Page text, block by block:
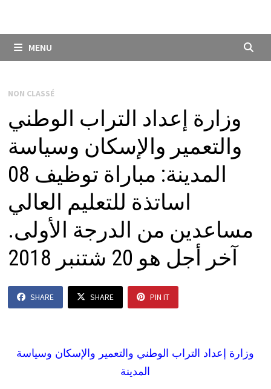
MENU
NON CLASSÉ
وزارة إعداد التراب الوطني
والتعمير والإسكان وسياسة
المدينة: مباراة توظيف 08
اساتذة للتعليم العالي
مساعدين من الدرجة الأولى.
آخر أجل هو 20 شتنبر 2018
SHARE SHARE PIN IT
وزارة إعداد التراب الوطني و التعمير و الإسكان وسياسة
المدينة